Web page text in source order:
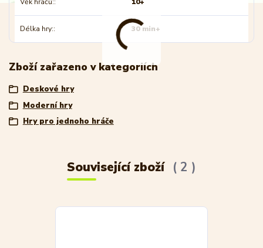
Délka hry: 30 min+
Zboží zařazeno v kategoriích
Deskové hry
Moderní hry
Hry pro jednoho hráče
Související zboží 2